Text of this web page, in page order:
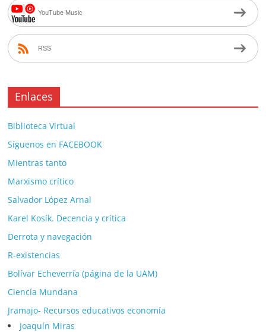
YouTube Music
RSS
Enlaces
Biblioteca Virtual
Síguenos en FACEBOOK
Mientras tanto
Marxismo crítico
Salvador López Arnal
Karel Kosík. Decencia y crítica
Derrota y navegación
R-existencias
Bolívar Echeverría (página de la UAM)
Ciencía Mundana
Jramajo- Recursos educativos economía
Joaquín Miras